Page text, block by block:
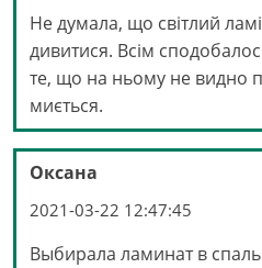
Не думала, що світлий
дивитися. Всім
те, що на ньому не видно
миється.
Оксана
2021-03-22 12:47:45
Выбирала ламинат в